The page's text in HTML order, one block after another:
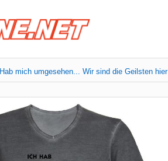
Hab mich umgesehen... Wir sind die Geilsten hier